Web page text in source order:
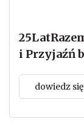
i Przyjaźń
dowiedz